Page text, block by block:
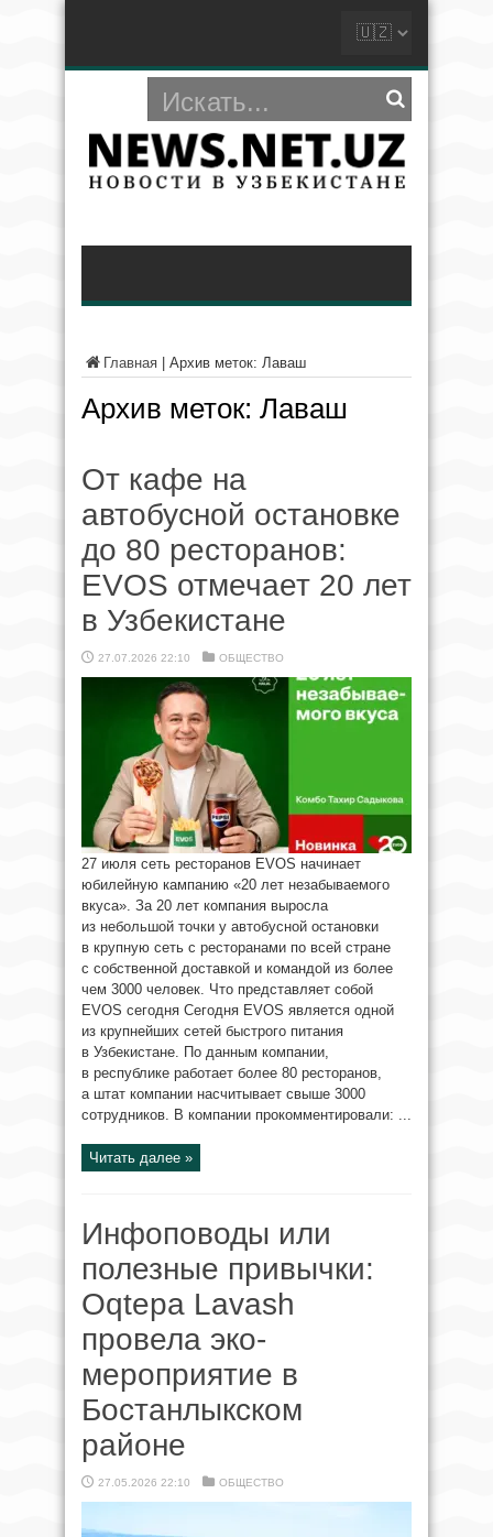
Главная Архив меток: Лаваш
Архив меток: Лаваш
От кафе на
автобусной остановке
до 80 ресторанов:
EVOS отмечает 20 лет
в Узбекистане
27.07.2026 22:10 ОБЩЕСТВО
27 июля сеть ресторанов EVOS начинает
юбилейную кампанию «20 лет незабываемого
вкуса». За 20 лет компания выросла
из небольшой точки у автобусной остановки
в крупную сеть с ресторанами по всей стране
с собственной доставкой и командой из более
чем 3000 человек. Что представляет собой
EVOS сегодня Сегодня EVOS является одной
из крупнейших сетей быстрого питания
в Узбекистане. По данным компании,
в республике работает более 80 ресторанов,
а штат компании насчитывает свыше 3000
сотрудников. В компании прокомментировали: ...
Читать далее »
Инфоповоды или
полезные привычки:
Oqtepa Lavash
провела эко-
мероприятие в
Бостанлыкском
районе
27.05.2026 22:10 ОБЩЕСТВО